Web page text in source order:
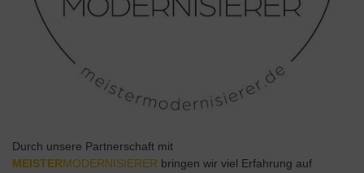
Durch unsere Partnerschaft mit
MEISTERMODERNISIERER bringen wir viel Erfahrung auf